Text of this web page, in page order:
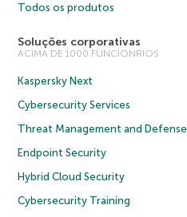
Todos os produtos
Soluções corporativas
ACIMA DE 1000 FUNCIONRIOS
Kaspersky Next
Cybersecurity Services
Threat Management and Defense
Endpoint Security
Hybrid Cloud Security
Cybersecurity Training